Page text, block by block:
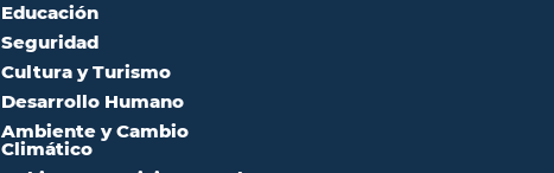
Educación
Seguridad
Cultura y Turismo
Desarrollo Humano
Ambiente y Cambio
Climático